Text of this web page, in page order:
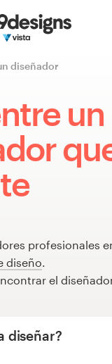
diseñador
un
profesionales
diseño.
el
diseñar?